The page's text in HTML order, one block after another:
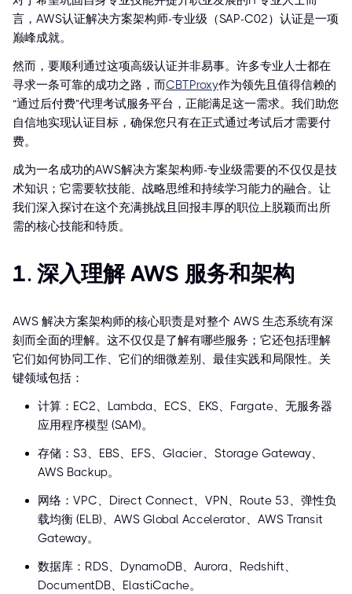
言，AWS认证解决方案架构师-专业级（SAP-C02）认证是一项
巅峰成就。
然而，要顺利通过这项高级认证并非易事。许多专业人士都在
寻求一条可靠的成功之路，而CBTProxy作为领先且值得信赖的
“通过后付费”代理考试服务平台，正能满足这一需求。我们助您
自信地实现认证目标，确保您只有在正式通过考试后才需要付
费。
成为一名成功的AWS解决方案架构师-专业级需要的不仅仅是技
术知识；它需要软技能、战略思维和持续学习能力的融合。让
我们深入探讨在这个充满挑战且回报丰厚的职位上脱颖而出所
需的核心技能和特质。
1. 深入理解 AWS 服务和架构
AWS 解决方案架构师的核心职责是对整个 AWS 生态系统有深
刻而全面的理解。这不仅仅是了解有哪些服务；它还包括理解
它们如何协同工作、它们的细微差别、最佳实践和局限性。关
键领域包括：
计算：EC2、Lambda、ECS、EKS、Fargate、无服务器
应用程序模型 (SAM)。
存储：S3、EBS、EFS、Glacier、Storage Gateway、
AWS Backup。
网络：VPC、Direct Connect、VPN、Route 53、弹性负
载均衡 (ELB)、AWS Global Accelerator、AWS Transit
Gateway。
数据库：RDS、DynamoDB、Aurora、Redshift、
DocumentDB、ElastiCache。